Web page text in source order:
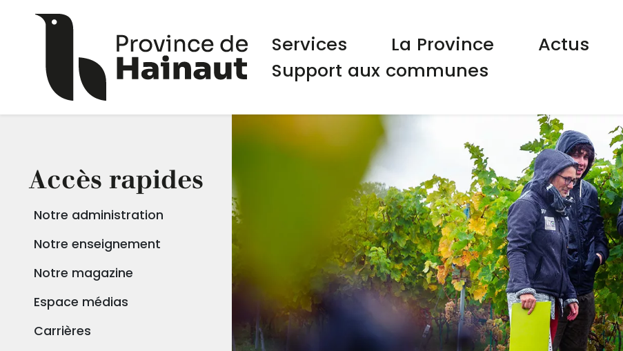
Navigation principale
Services La Province Actus
Support aux communes
Accès rapides
Notre administration
Notre enseignement
Notre magazine
Espace médias
Carrières